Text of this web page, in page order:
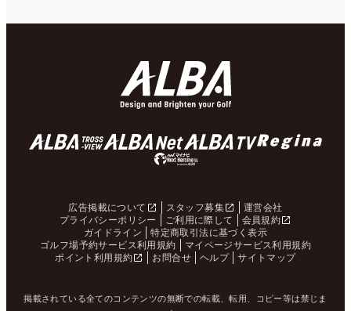
広告掲載について スタッフ募集
運営会社
プライバシーポリシー
ご利用に際して
会員規約
ガイドライン
特定商取引法に基づく表示
ゴルフ場予約サービス利用規約
マイページサービス利用規約
ポイント利用規約
お問合せ ヘルプ サイトマップ
掲載されている全てのコンテンツの無断での転載、転用、コピー等は禁じま